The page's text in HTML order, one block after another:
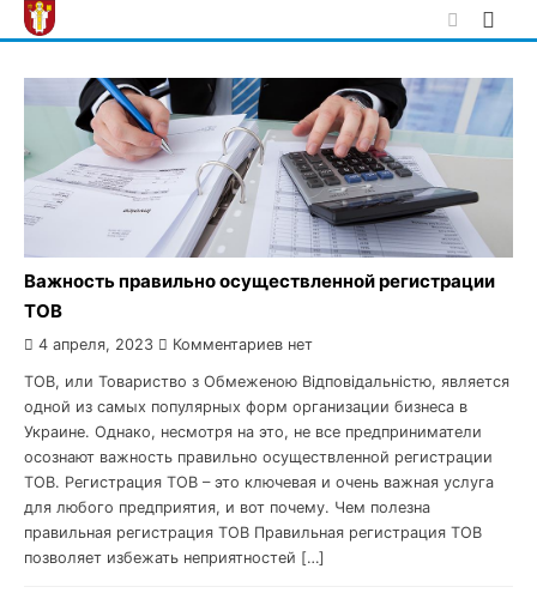
Skip
to
Важность правильно осуществленной регистрации
ТОВ
4 апреля, 2023 Комментариев нет
ТОВ, или Товариство з Обмеженою Відповідальністю, является
одной из самых популярных форм организации бизнеса в
Украине. Однако, несмотря на это, не все предприниматели
осознают важность правильно осуществленной регистрации
ТОВ. Регистрация ТОВ – это ключевая и очень важная услуга
для любого предприятия, и вот почему. Чем полезна
правильная регистрация ТОВ Правильная регистрация ТОВ
позволяет избежать неприятностей […]